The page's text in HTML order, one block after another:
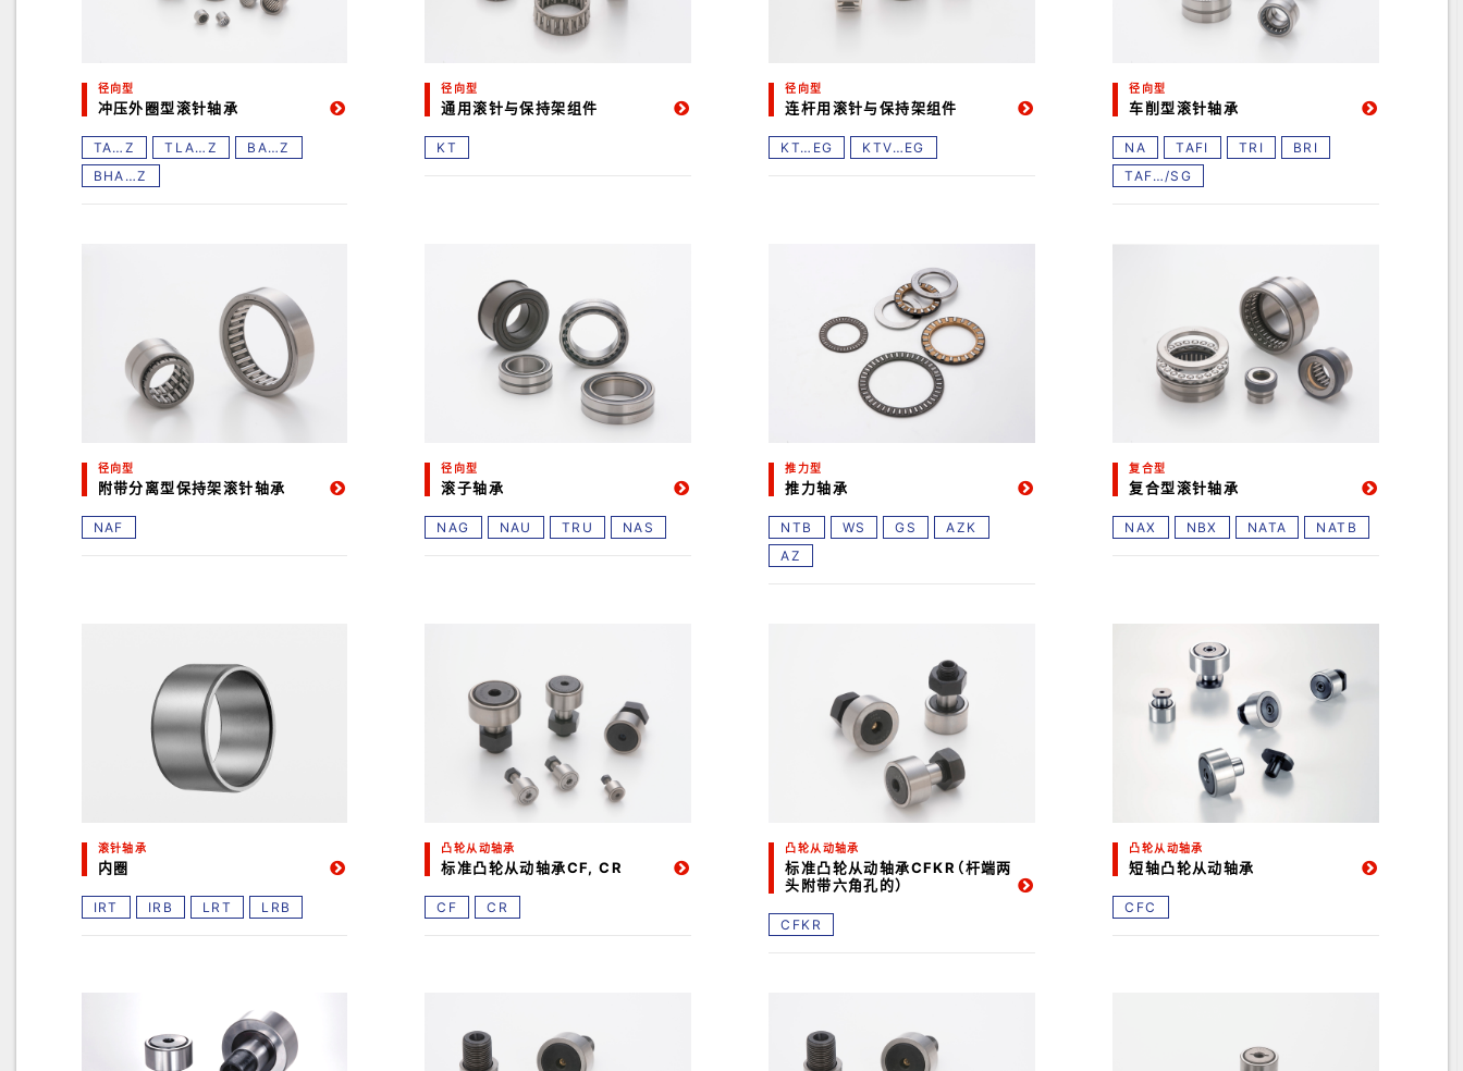
径向型
冲压外圈型滚针轴承
TA…Z TLA…Z
BA…Z
BHA…Z
径向型
通用滚针与保持架组件
KT
径向型
连杆用滚针与保持架组件
KT…EG KTV…EG
径向型
车削型滚针轴承
NA TAFI TRI
BRI
TAF…/SG
径向型
附带分离型保持架滚针轴承
NAF
径向型
滚子轴承
NAG NAU TRU NAS
推力型
推力轴承
NTB WS GS
AZK
AZ
复合型
复合型滚针轴承
NAX NBX NATA NATB
滚针轴承
内圈
IRT IRB LRT LRB
凸轮从动轴承
标准凸轮从动轴承CF, CR
CF CR
凸轮从动轴承
标准凸轮从动轴承CFKR（杆端两
头附带六角孔的）
CFKR
凸轮从动轴承
短轴凸轮从动轴承
CFC